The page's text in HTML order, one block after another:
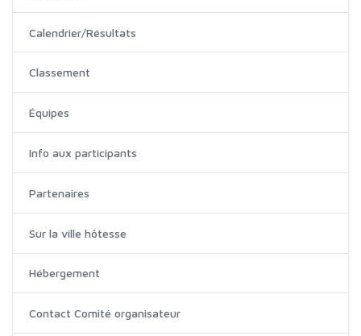
Calendrier/Résultats
Classement
Équipes
Info aux participants
Partenaires
Sur la ville hôtesse
Hébergement
Contact Comité organisateur